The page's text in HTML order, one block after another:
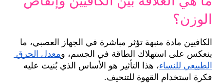
الوزن؟
ينعكس على استهلاك الطاقة في الجسم، و
الطبيعي للنساء
فكرة استخدام القهوة للتنحيف.